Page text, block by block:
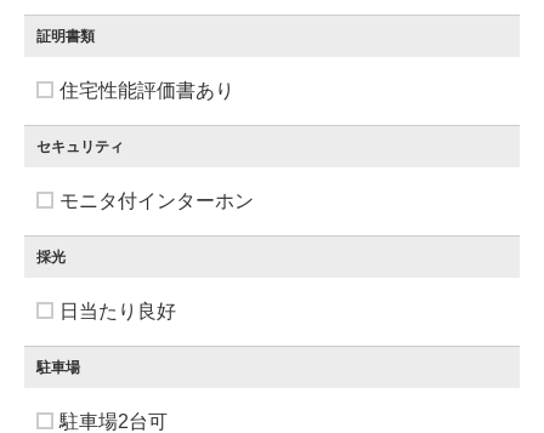
証明書類
住宅性能評価書あり
セキュリティ
モニタ付インターホン
採光
日当たり良好
駐車場
駐車場2台可